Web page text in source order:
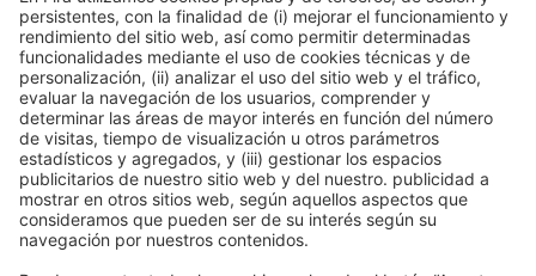
Información generalAviso legalPolítica de privacidad
Política de cookies